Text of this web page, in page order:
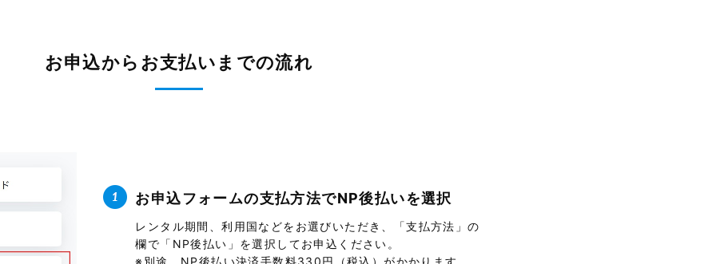
お申込からお支払いまでの流れ
お申込フォームの支払方法でNP後払いを選択
レンタル期間、利用国などをお選びいただき、「支払方法」の
欄で「NP後払い」を選択してお申込ください。
※別途、NP後払い決済手数料330円（税込）がかかります。